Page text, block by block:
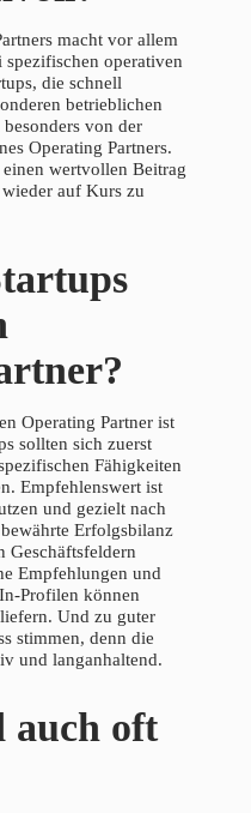
macht vor allem
spezifischen operativen
die schnell
betrieblichen
von der
Operating Partners.
wertvollen Beitrag
auf Kurs zu
Operating Partner ist
sollten sich zuerst
Fähigkeiten
Empfehlenswert ist
und gezielt nach
Erfolgsbilanz
Geschäftsfeldern
Empfehlungen und
Profilen können
Und zu guter
stimmen, denn die
und langanhaltend.
auch oft